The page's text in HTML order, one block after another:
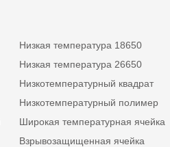
Низкая температура 18650
Низкая температура 26650
Низкотемпературный квадрат
Низкотемпературный полимер
Широкая температурная ячейка
Взрывозащищенная ячейка